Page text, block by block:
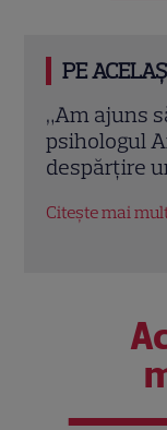
PE
Eva Pavel
emisiunii
un nou
Citește mai